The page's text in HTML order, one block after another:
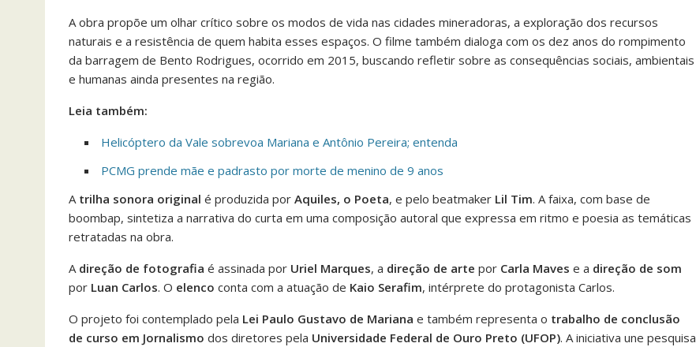
A obra propõe um olhar crítico sobre os modos de vida nas cidades mineradoras, a exploração dos recursos
naturais e a resistência de quem habita esses espaços. O filme também dialoga com os dez anos do rompimento
da barragem de Bento Rodrigues, ocorrido em 2015, buscando refletir sobre as consequências sociais, ambientais
e humanas ainda presentes na região.
Leia também:
Helicóptero da Vale sobrevoa Mariana e Antônio Pereira; entenda
PCMG prende mãe e padrasto por morte de menino de 9 anos
A trilha sonora original é produzida por Aquiles, o Poeta, e pelo beatmaker Lil Tim. A faixa, com base de
boombap, sintetiza a narrativa do curta em uma composição autoral que expressa em ritmo e poesia as temáticas
retratadas na obra.
A direção de fotografia é assinada por Uriel Marques, a direção de arte por Carla Maves e a direção de som
por Luan Carlos. O elenco conta com a atuação de Kaio Serafim, intérprete do protagonista Carlos.
O projeto foi contemplado pela Lei Paulo Gustavo de Mariana e também representa o trabalho de conclusão
de curso em Jornalismo dos diretores pela Universidade Federal de Ouro Preto (UFOP). A iniciativa une pesquisa